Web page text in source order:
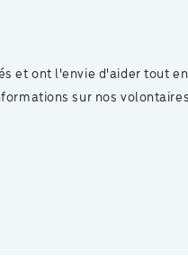
et ont l'envie d'aider tout
sur nos